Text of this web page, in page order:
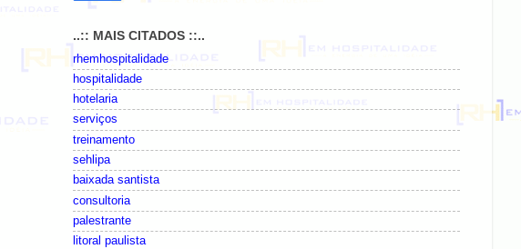
..:: MAIS CITADOS ::..
rhemhospitalidade
hospitalidade
hotelaria
serviços
treinamento
sehlipa
baixada santista
consultoria
palestrante
litoral paulista